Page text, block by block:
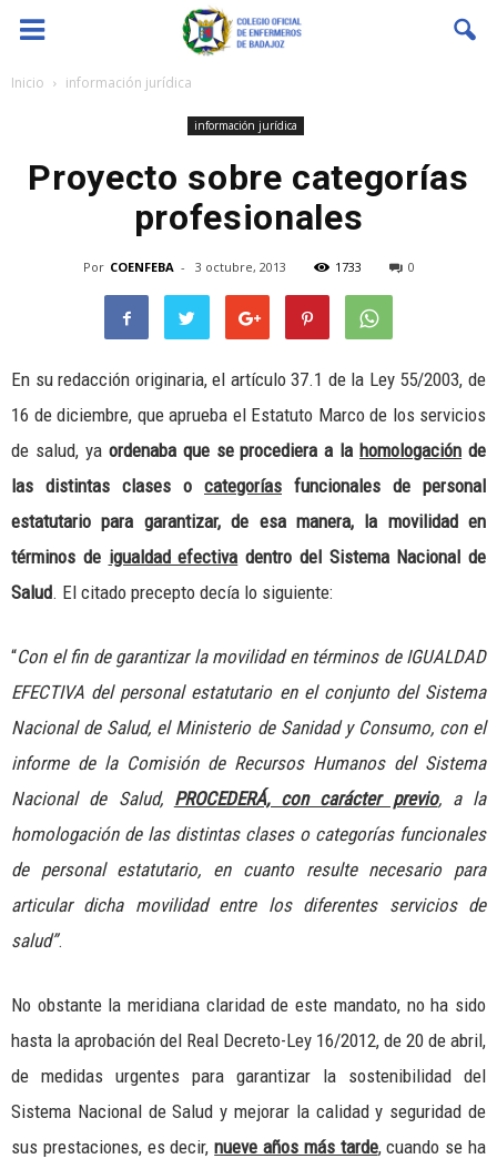
Coenfeba
Inicio información jurídica
información jurídica
Proyecto sobre categorías
profesionales
Por COENFEBA - 3 octubre, 2013 1733 0
En su redacción originaria, el artículo 37.1 de la Ley 55/2003, de
16 de diciembre, que aprueba el Estatuto Marco de los servicios
de salud, ya ordenaba que se procediera a la homologación de
las distintas clases o categorías funcionales de personal
estatutario para garantizar, de esa manera, la movilidad en
términos de igualdad efectiva dentro del Sistema Nacional de
Salud. El citado precepto decía lo siguiente:
“Con el fin de garantizar la movilidad en términos de IGUALDAD
EFECTIVA del personal estatutario en el conjunto del Sistema
Nacional de Salud, el Ministerio de Sanidad y Consumo, con el
informe de la Comisión de Recursos Humanos del Sistema
Nacional de Salud, PROCEDERÁ, con carácter previo, a la
homologación de las distintas clases o categorías funcionales
de personal estatutario, en cuanto resulte necesario para
articular dicha movilidad entre los diferentes servicios de
salud”.
No obstante la meridiana claridad de este mandato, no ha sido
hasta la aprobación del Real Decreto-Ley 16/2012, de 20 de abril,
de medidas urgentes para garantizar la sostenibilidad del
Sistema Nacional de Salud y mejorar la calidad y seguridad de
sus prestaciones, es decir,nueve años más tarde, cuando se ha